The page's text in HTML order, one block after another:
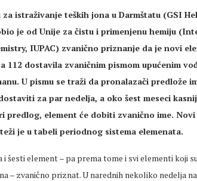
istraživanje teških jona u Darmštatu (GSI
je od Unije za čistu i primenjenu hemiju
IUPAC) zvanično priznanje da je novi
112 dostavila zvaničnim pismom upućenim
U pismu se traži da pronalazači predlože
za par nedelja, a oko šest meseci
predlog, element će dobiti zvanično ime.
je u tabeli periodnog sistema elemenata.
i šesti element – pa prema tome i svi elementi koji
– zvanično priznat. U narednih nekoliko nedelja